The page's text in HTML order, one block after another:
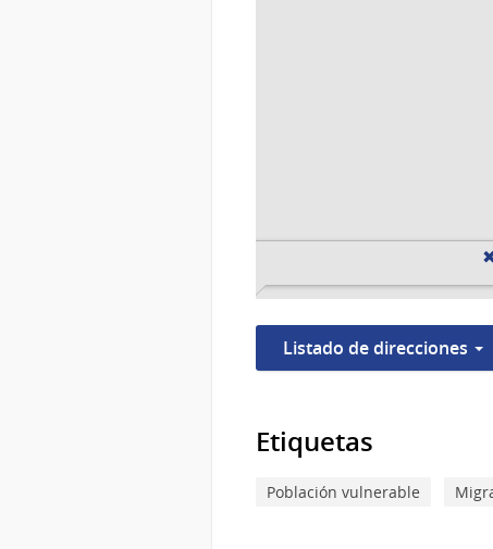
Listado de direcciones
Etiquetas
Población vulnerable